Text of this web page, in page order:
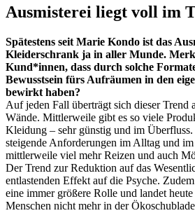
Ausmisterei liegt voll im
Spätestens seit Marie Kondo ist das
Kleiderschrank ja in aller Munde.
Kund*innen, dass durch solche
Bewusstsein fürs Aufräumen in den
bewirkt haben?
Auf jeden Fall überträgt sich dieser Trend
Wände. Mittlerweile gibt es so viele
Kleidung – sehr günstig und im
steigende Anforderungen im Alltag und
mittlerweile viel mehr Reizen und auch
Der Trend zur Reduktion auf das
entlastenden Effekt auf die Psyche.
eine immer größere Rolle und landet
Menschen nicht mehr in der